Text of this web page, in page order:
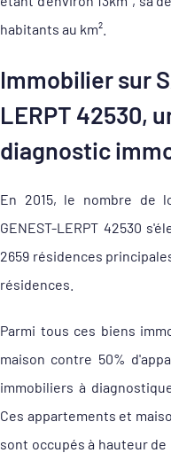
habitants au km².
Immobilier sur
LERPT 42530,
diagnostic
En 2015, le nombre de
GENEST-LERPT 42530
2659 résidences
résidences.
Parmi tous ces biens
maison contre 50%
immobiliers à
Ces appartements et
sont occupés à hauteur